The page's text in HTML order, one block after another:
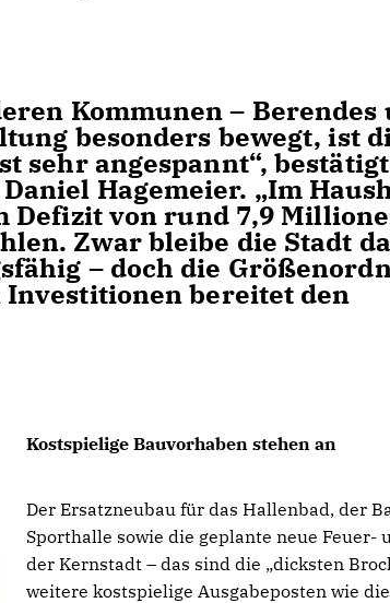
Kommunen – Berendes
besonders bewegt, ist
sehr angespannt“,
Hagemeier. „Im
von rund 7,9
Zwar bleibe die Stadt
– doch die
bereitet den
Kostspielige Bauvorhaben stehen an
Der Ersatzneubau für das Hallenbad, der
Sporthalle sowie die geplante neue Feuer-
der Kernstadt – das sind die „dicksten
weitere kostspielige Ausgabeposten wie